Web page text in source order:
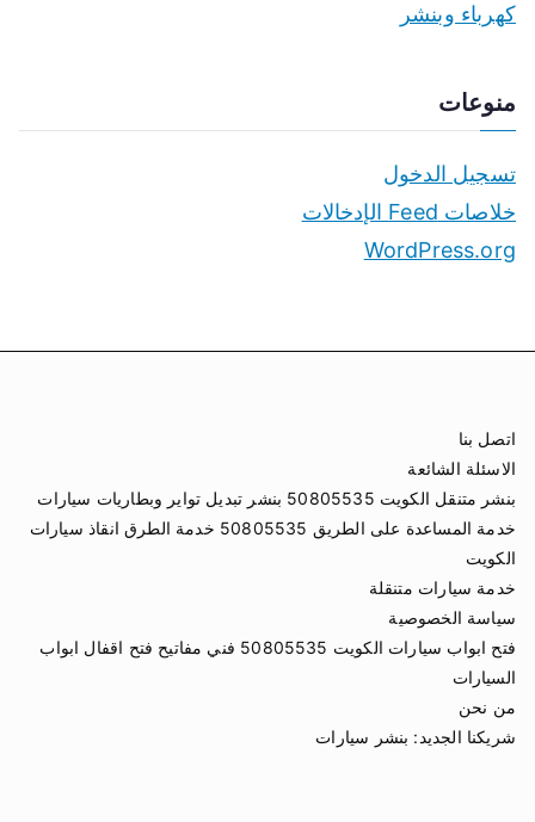
كهرباء وبنشر
منوعات
تسجيل الدخول
خلاصات Feed الإدخالات
WordPress.org
اتصل بنا
الاسئلة الشائعة
بنشر متنقل الكويت 50805535 بنشر تبديل تواير وبطاريات سيارات
خدمة المساعدة على الطريق 50805535 خدمة الطرق انقاذ سيارات
الكويت
خدمة سيارات متنقلة
سياسة الخصوصية
فتح ابواب سيارات الكويت 50805535 فني مفاتيح فتح اقفال ابواب
السيارات
من نحن
شريكنا الجديد: بنشر سيارات